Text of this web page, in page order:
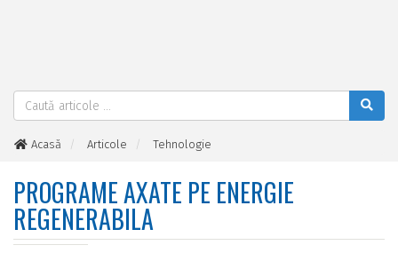
Acasă Articole
Tehnologie
PROGRAME AXATE PE ENERGIE
REGENERABILA